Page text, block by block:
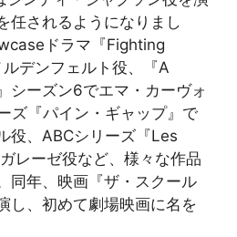
任されるようになりまし
ドラマ『Fighting
デンフェルト役、『A
シーズン6でエマ・カーヴォ
ズ『パイン・ギャップ』で
役、ABCシリーズ『Les
レーゼ役など、様々な作品
同年、映画『ザ・スクール
し、初めて劇場映画に名を